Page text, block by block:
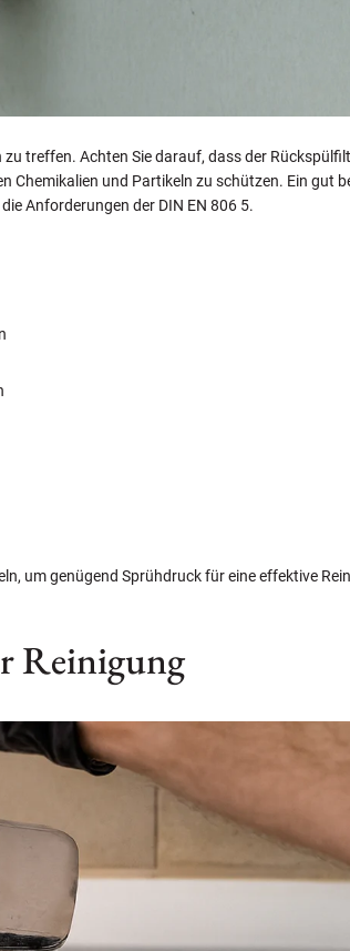
treffen. Achten Sie darauf, dass der
Chemikalien und Partikeln zu schützen. Ein gut
Anforderungen der DIN EN 806 5.
um genügend Sprühdruck für eine effektive
Reinigung